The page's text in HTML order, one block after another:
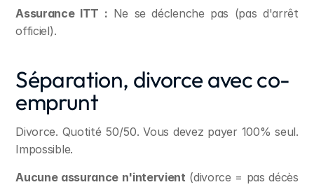
Assurance ITT : Ne se déclenche pas (pas d'arrêt
officiel).
Séparation, divorce avec co-
emprunt
Divorce. Quotité 50/50. Vous devez payer 100% seul.
Impossible.
Aucune assurance n'intervient (divorce = pas décès